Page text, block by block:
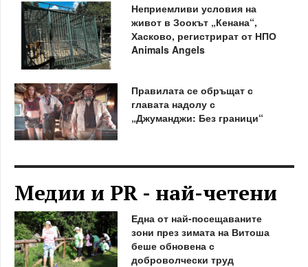
Неприемливи условия на
живот в Зоокът „Кенана“,
Хасково, регистрират от НПО
Animals Angels
Правилата се обръщат с
главата надолу с
„Джуманджи: Без граници“
Медии и PR - най-четени
Една от най-посещаваните
зони през зимата на Витоша
беше обновена с
доброволчески труд